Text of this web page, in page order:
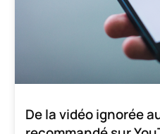
De la vidéo ignorée